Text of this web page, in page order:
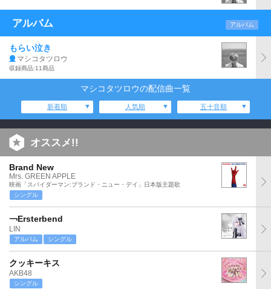
アルバム アルバム
もらい泣き
マシコタツロウ
収録商品:11商品
マシコタツロウの配信曲一覧
新着順 人気順 五十音順
オススメ!!
Brand New
Mrs. GREEN APPLE
映画「スパイダーマン:ブランド・ニュー・デイ」日本版主題歌
シングル
￢Ersterbend
LIN
アルバム シングル
クッキーキス
AKB48
シングル